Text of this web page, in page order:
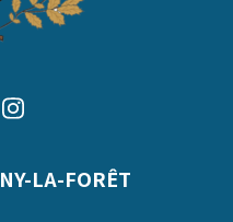
LA-FORÊT